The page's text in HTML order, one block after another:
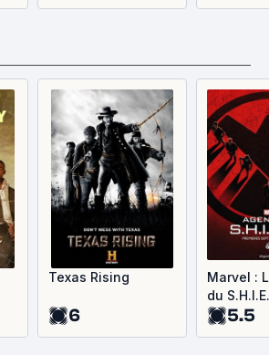
Texas Rising
6
Marvel :
du
5.5